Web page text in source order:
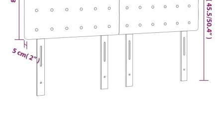
Материал: Плат (100% полиестер),
инженерна дървесина, масивна лиственица
Пълнеж: Пяна
Общи размери: 144 x 5 x 118/128 см (Ш x Д
x В)